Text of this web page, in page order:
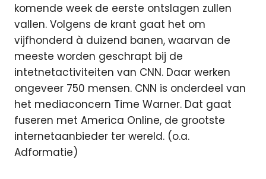
komende week de eerste ontslagen zullen
vallen. Volgens de krant gaat het om
vijfhonderd à duizend banen, waarvan de
meeste worden geschrapt bij de
intetnetactiviteiten van CNN. Daar werken
ongeveer 750 mensen. CNN is onderdeel van
het mediaconcern Time Warner. Dat gaat
fuseren met America Online, de grootste
internetaanbieder ter wereld. (o.a.
Adformatie)